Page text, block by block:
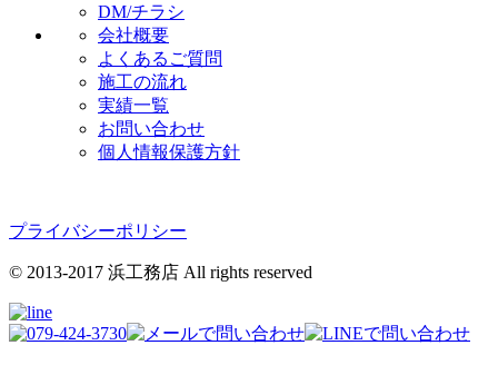
DM/チラシ
会社概要
よくあるご質問
施工の流れ
実績一覧
お問い合わせ
個人情報保護方針
プライバシーポリシー
© 2013-2017 浜工務店 All rights reserved